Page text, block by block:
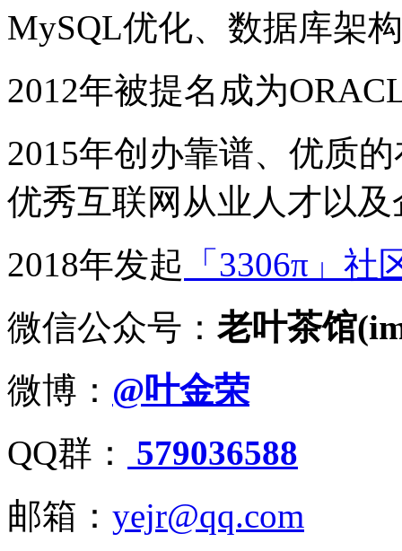
MySQL优化、数据库架
2012年被提名成为
2015年创办靠谱、优质
优秀互联网从业人才以
2018年发起 「3306π」社
微信公众号： 老叶茶馆
微博： @叶金荣
QQ群：
579036588
邮箱： yejr@qq.com